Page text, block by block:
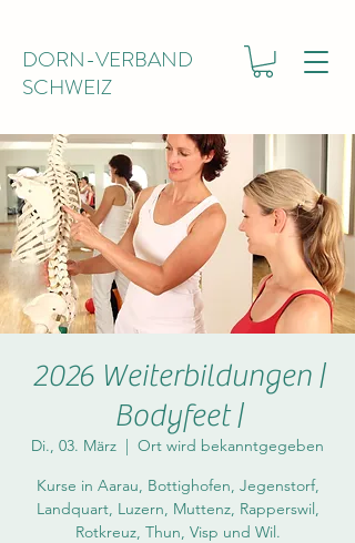
DORN-VERBAND
SCHWEIZ
2026 Weiterbildungen |
Bodyfeet |
Di., 03. März
  |
Ort wird bekanntgegeben
Kurse in Aarau, Bottighofen, Jegenstorf,
Landquart, Luzern, Muttenz, Rapperswil,
Rotkreuz, Thun, Visp und Wil.